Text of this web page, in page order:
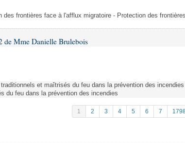
des frontières face à l'afflux migratoire - Protection des
de Mme Danielle Brulebois
et maîtrisés du feu dans la prévention des
du feu dans la prévention des incendies
1 2 3 4 5 6 7